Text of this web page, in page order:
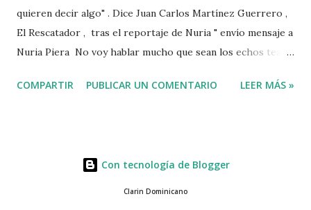
quieren decir algo" . Dice Juan Carlos Martínez Guerrero ,
El Rescatador , tras el reportaje de Nuria " envío mensaje a
Nuria Piera No voy hablar mucho que sean los echos team"
ayudar a las personas de mi país me iba a traer tanto
Instagram A post shared by Juan carlos martinez Guerrero
(@elrescatador528) Mas abajo de dejamos el video del
COMPARTIR PUBLICAR UN COMENTARIO LEER MÁS »
Con tecnología de Blogger
Clarin Dominicano